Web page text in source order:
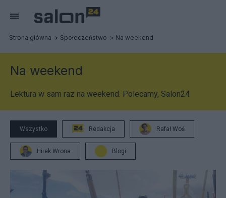
Strona główna Społeczeństwo Na weekend
Na weekend
Lektura w sam raz na weekend. Polecamy, Salon24
Wszystko Redakcja Rafał Woś
Hirek Wrona Blogi